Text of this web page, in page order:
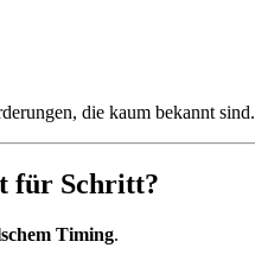
die kaum bekannt sind.
für Schritt?
Timing.